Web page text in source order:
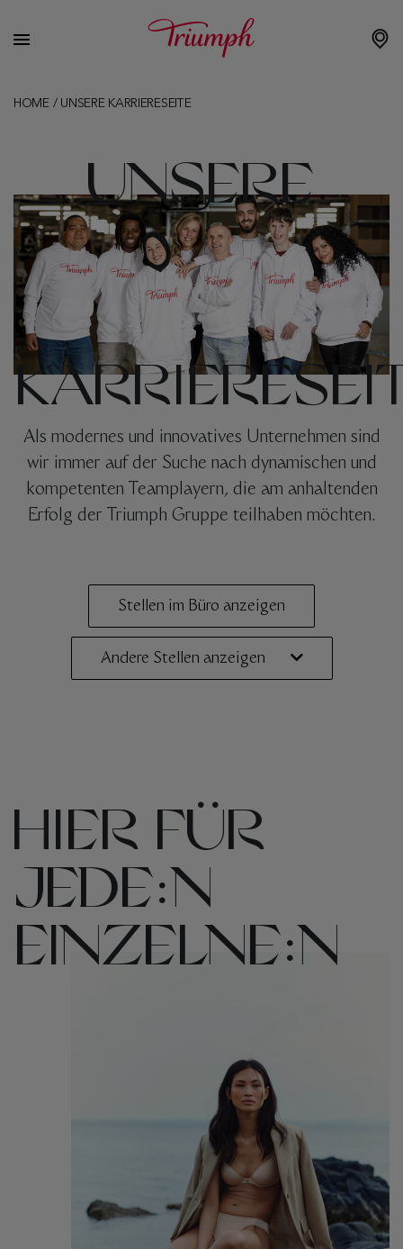
HOME/ UNSERE KARRIERESEITE
UNSERE
Als modernes und innovatives Unternehmen sind
wir immer auf der Suche nach dynamischen und
kompetenten Teamplayern, die am anhaltenden
Erfolg der Triumph Gruppe teilhaben möchten.
Stellen im Büro anzeigen
Andere Stellen anzeigen
HIER FÜR
JEDE:N
EINZELNE:N